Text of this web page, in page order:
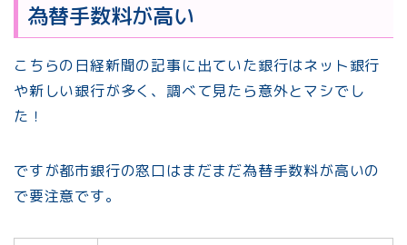
為替手数料が高い
こちらの日経新聞の記事に出ていた銀行はネット銀行
や新しい銀行が多く、調べて見たら意外とマシでし
た！
ですが都市銀行の窓口はまだまだ為替手数料が高いの
で要注意です。